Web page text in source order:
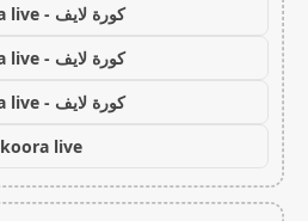
كورة لايف - koora live
كورة لايف - koora live
كورة لايف - koora live
koora live